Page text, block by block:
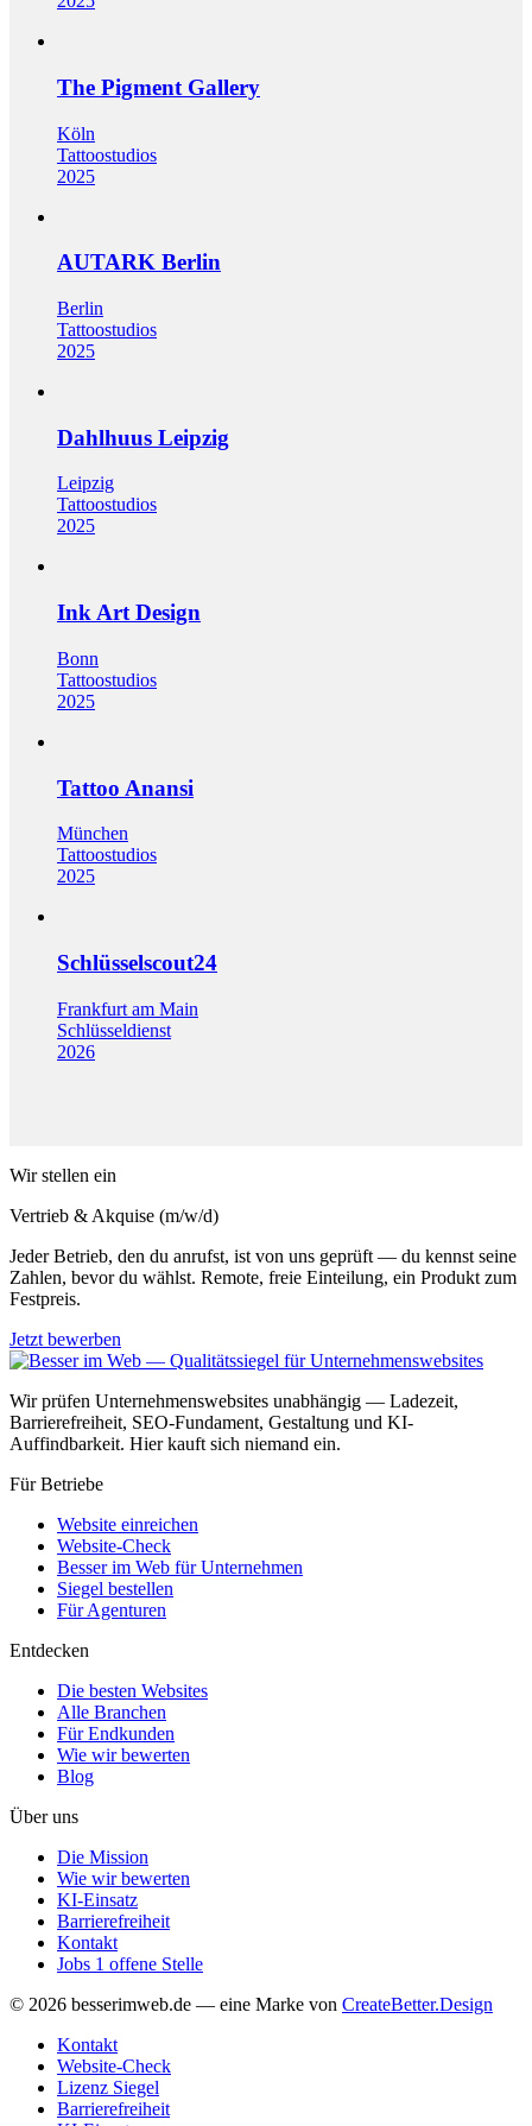
The Pigment Gallery
Köln
Tattoostudios
2025
​​AUTARK Berlin
Berlin
Tattoostudios
2025
Dahlhuus Leipzig
Leipzig
Tattoostudios
2025
Ink Art Design
Bonn
Tattoostudios
2025
Tattoo Anansi
München
Tattoostudios
2025
Schlüsselscout24
Frankfurt am Main
Schlüsseldienst
2026
Wir stellen ein
Vertrieb & Akquise (m/w/d)
Jeder Betrieb, den du anrufst, ist von uns geprüft — du kennst seine
Zahlen, bevor du wählst. Remote, freie Einteilung, ein Produkt zum
Festpreis.
Jetzt bewerben
Wir prüfen Unternehmenswebsites unabhängig — Ladezeit,
Barrierefreiheit, SEO-Fundament, Gestaltung und KI-
Auffindbarkeit. Hier kauft sich niemand ein.
Für Betriebe
Website einreichen
Website-Check
Besser im Web für Unternehmen
Siegel bestellen
Für Agenturen
Entdecken
Die besten Websites
Alle Branchen
Für Endkunden
Wie wir bewerten
Blog
Über uns
Die Mission
Wie wir bewerten
KI-Einsatz
Barrierefreiheit
Kontakt
Jobs 1 offene Stelle
© 2026 besserimweb.de — eine Marke von CreateBetter.Design
Kontakt
Website-Check
Lizenz Siegel
Barrierefreiheit